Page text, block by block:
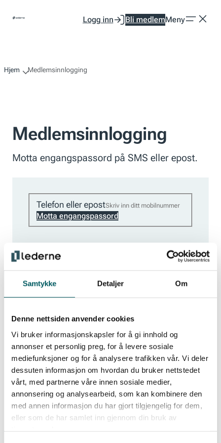
Samtykke Detaljer Om
Denne nettsiden anvender cookies
Vi bruker informasjonskapsler for å gi innhold og
annonser et personlig preg, for å levere sosiale
mediefunksjoner og for å analysere trafikken vår. Vi deler
dessuten informasjon om hvordan du bruker nettstedet
vårt, med partnerne våre innen sosiale medier,
annonsering og analysearbeid, som kan kombinere den
med annen informasjon du har gjort tilgjengelig for dem,
eller som de har samlet inn gjennom din bruk av
Logg inn Bli medlemMeny
Hjem Medlemsinnlogging
Medlemsinnlogging
Motta engangspassord på SMS eller epost.
Telefon eller epost
Motta engangspassord
Få de siste ledelsesnyhetene
Hold deg oppdatert med de viktigste nyhetene
og innsiktene for moderne ledelse. Meld deg
på vårt nyhetsbrev og få tips, råd og
inspirasjon som styrker deg i rollen som
leder.